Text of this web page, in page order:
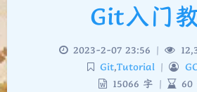
Git入门
2023-2-07 23:56 |
Git,Tutorial |
15066 字 | 60